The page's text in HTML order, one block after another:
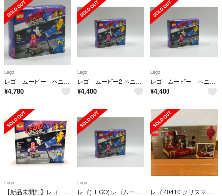
Lego
レゴ ムービー ベニーの宇宙スクワッド 70841
¥4,780
Lego
レゴ ムービー2 ベニーの宇宙スクワッド 70841
¥4,400
Lego
レゴ ムービー ベニーの宇宙スクワッド 70841
¥4,400
Lego
【新品未開封】レゴ LEGO レゴムービー2 ベニーの宇宙スクワッド 70841
Lego
レゴ(LEGO) レゴムービー ベニーの宇宙スクワッド 70841 レゴ 40410 クリスマスキャロル